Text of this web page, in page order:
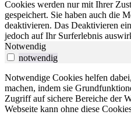
Cookies werden nur mit Ihrer
gespeichert. Sie haben auch die
deaktivieren. Das Deaktivieren
jedoch auf Ihr Surferlebnis
Notwendig
notwendig
Notwendige Cookies helfen
machen, indem sie
Zugriff auf sichere Bereiche der
Webseite kann ohne diese